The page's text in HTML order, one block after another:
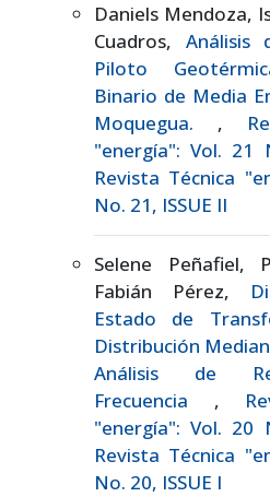
Daniels Mendoza,
Cuadros, Análisis
Piloto
Binario de Media
Moquegua. ,
"energía": Vol. 21
Revista Técnica
No. 21, ISSUE II
Selene Peñafiel,
Fabián Pérez,
Estado de
Distribución
Análisis de
Frecuencia ,
"energía": Vol. 20
Revista Técnica
No. 20, ISSUE I